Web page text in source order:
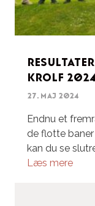
Krolf 2024
27. maj 2024
Endnu et
de flotte
kan du se
Læs mere